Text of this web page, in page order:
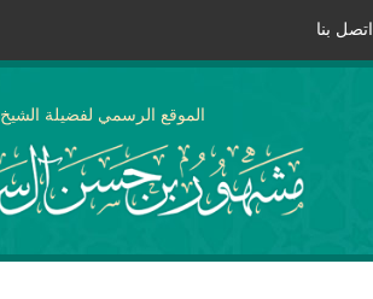
اتصل بنا
الموقع الرسمي لفضيلة الشيخ